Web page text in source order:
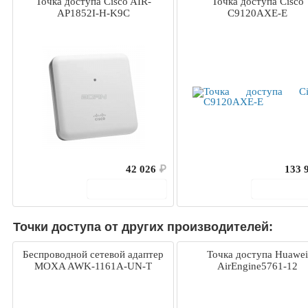
AP1852I-H-K9C
42 026 ₽
C9120AXE-E
133
Точки доступа от других производителей:
Беспроводной сетевой адаптер
MOXA AWK-1161A-UN-T
Точка доступа Huawei
AirEngine5761-12